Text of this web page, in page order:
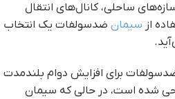
ساحلی، کانال‌های انتقال
از سیمان ضدسولفات یک انتخاب
برای افزایش دوام بلندمدت
شده است، در حالی که سیمان